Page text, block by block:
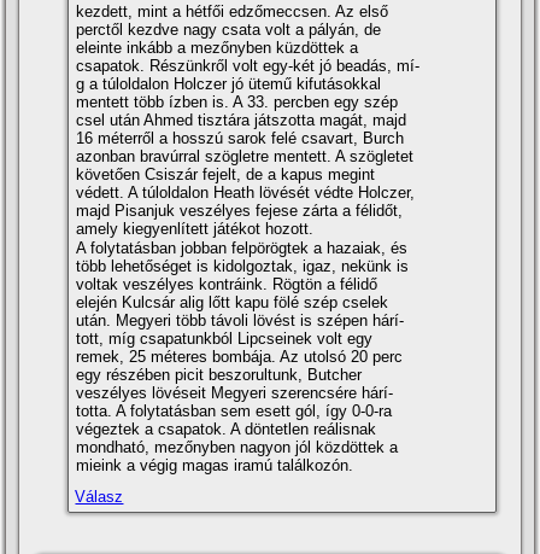
kezdett, mint a hétfői edzőmeccsen. Az első
perctől kezdve nagy csata volt a pályán, de
eleinte inkább a mezőnyben küzdöttek a
csapatok. Részünkről volt egy-két jó beadás, mí­
g a túloldalon Holczer jó ütemű kifutásokkal
mentett több í­zben is. A 33. percben egy szép
csel után Ahmed tisztára játszotta magát, majd
16 méterről a hosszú sarok felé csavart, Burch
azonban bravúrral szögletre mentett. A szögletet
követően Csiszár fejelt, de a kapus megint
védett. A túloldalon Heath lövését védte Holczer,
majd Pisanjuk veszélyes fejese zárta a félidőt,
amely kiegyenlí­tett játékot hozott.
A folytatásban jobban felpörögtek a hazaiak, és
több lehetőséget is kidolgoztak, igaz, nekünk is
voltak veszélyes kontráink. Rögtön a félidő
elején Kulcsár alig lőtt kapu fölé szép cselek
után. Megyeri több távoli lövést is szépen hárí­
tott, mí­g csapatunkból Lipcseinek volt egy
remek, 25 méteres bombája. Az utolsó 20 perc
egy részében picit beszorultunk, Butcher
veszélyes lövéseit Megyeri szerencsére hárí­
totta. A folytatásban sem esett gól, í­gy 0-0-ra
végeztek a csapatok. A döntetlen reálisnak
mondható, mezőnyben nagyon jól közdöttek a
mieink a végig magas iramú találkozón.
Válasz